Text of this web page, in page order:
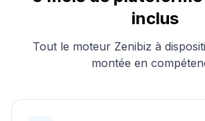
inclus
Tout le moteur Zenibiz à
montée en